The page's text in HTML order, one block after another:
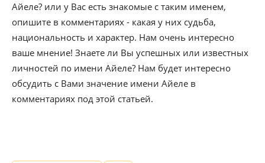
Айеле? или у Вас есть знакомые с таким именем,
опишите в комментариях - какая у них судьба,
национальность и характер. Нам очень интересно
ваше мнение! Знаете ли Вы успешных или известных
личностей по имени Айеле? Нам будет интересно
обсудить с Вами значение имени Айеле в
комментариях под этой статьей.